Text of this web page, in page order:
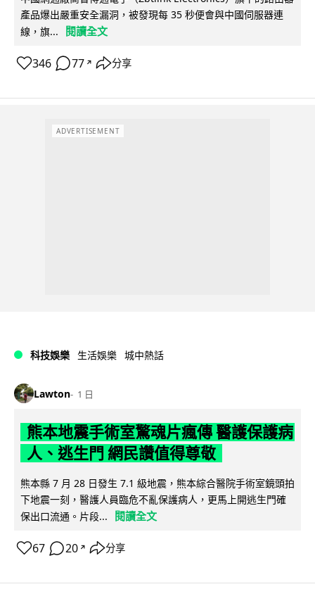
產品爆出嚴重安全漏洞，被發現每 35 秒便會與中國伺服器連
線，旗...
閱讀全文
346 77 ↗ 分享
ADVERTISEMENT
科技娛樂 生活娛樂 城中熱話
Lawton 1 日
熊本地震手術室驚魂片瘋傳 醫護保護病
人、逃生門 網民讚值得尊敬
熊本縣 7 月 28 日發生 7.1 級地震，熊本綜合醫院手術室鏡頭拍
下地震一刻，醫護人員臨危不亂保護病人，更馬上開逃生門確
保出口流通。片段...
閱讀全文
67 20 ↗ 分享